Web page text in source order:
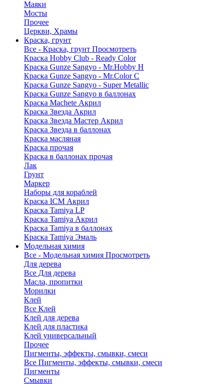
Маяки
Мосты
Прочее
Церкви, Храмы
Краска, грунт
Все - Краска, грунт Просмотреть
Краска Hobby Club - Ready Color
Краска Gunze Sangyo - Mr.Hobby H
Краска Gunze Sangyo - Mr.Color C
Краска Gunze Sangyo - Super Metallic
Краска Gunze Sangyo в баллонах
Краска Machete Акрил
Краска Звезда Акрил
Краска Звезда Мастер Акрил
Краска Звезда в баллонах
Краска масляная
Краска прочая
Краска в баллонах прочая
Лак
Грунт
Маркер
Наборы для кораблей
Краска ICM Акрил
Краска Tamiya LP
Краска Tamiya Акрил
Краска Tamiya в баллонах
Краска Tamiya Эмаль
Модельная химия
Все - Модельная химия Просмотреть
Для дерева
Все Для дерева
Масла, пропитки
Морилки
Клей
Все Клей
Клей для дерева
Клей для пластика
Клей универсальный
Прочее
Пигменты, эффекты, смывки, смеси
Все Пигменты, эффекты, смывки, смеси
Пигменты
Смывки